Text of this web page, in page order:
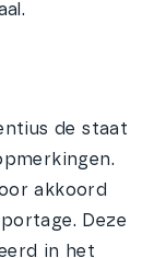
de staat
akkoord
Deze
in het